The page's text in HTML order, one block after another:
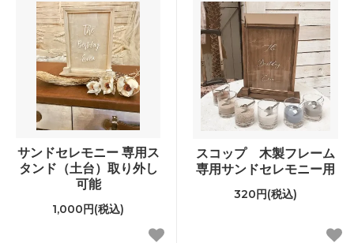
サンドセレモニー 専用ス
タンド（土台）取り外し
可能
1,000円(税込)
スコップ 木製フレーム
専用サンドセレモニー用
320円(税込)